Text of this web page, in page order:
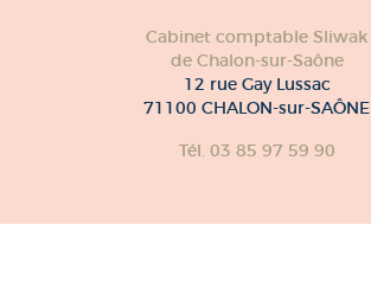
Cabinet comptable Sliwak
de Chalon-sur-Saône
12 rue Gay Lussac
71100 CHALON-sur-SAÔNE
Tél. 03 85 97 59 90